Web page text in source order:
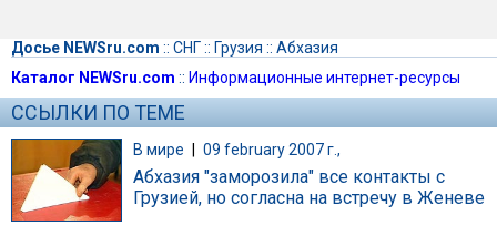
Досье NEWSru.com :: СНГ:: Грузия :: Абхазия
Каталог NEWSru.com :: Информационные интернет-ресурсы
ССЫЛКИ ПО ТЕМЕ
В мире | 09 february 2007 г.,
Абхазия "заморозила" все контакты с
Грузией, но согласна на встречу в Женеве